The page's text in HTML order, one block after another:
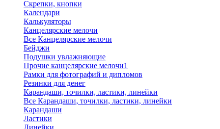
Скрепки, кнопки
Календари
Калькуляторы
Канцелярские мелочи
Все Канцелярские мелочи
Бейджи
Подушки увлажняющие
Прочие канцелярские мелочи1
Рамки для фотографий и дипломов
Резинки для денег
Карандаши, точилки, ластики, линейки
Все Карандаши, точилки, ластики, линейки
Карандаши
Ластики
Линейки